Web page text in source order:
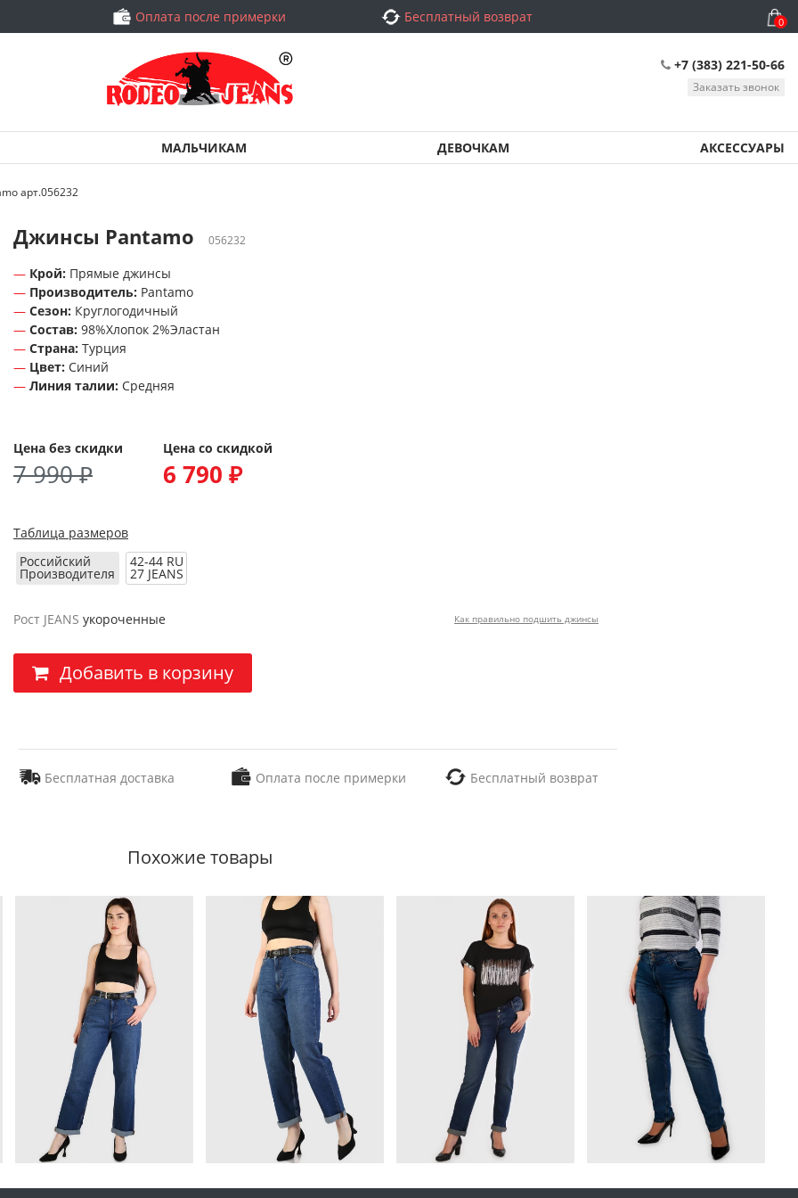
Оплата после примерки Бесплатный возврат 0
+7 (383) 221-50-66
Заказать звонок
МАЛЬЧИКАМ ДЕВОЧКАМ АКСЕССУАРЫ
арт.056232
Джинсы Pantamo 056232
Крой: Прямые джинсы
Производитель: Pantamo
Сезон: Круглогодичный
Состав: 98%Хлопок 2%Эластан
Страна: Турция
Цвет: Синий
Линия талии: Средняя
Цена без скидки
7 990 ₽
Цена со скидкой
6 790 ₽
Таблица размеров
Российский
Производителя
42-44 RU
27 JEANS
Рост JEANS укороченные Как правильно подшить джинсы
Добавить в корзину
Бесплатная доставка Оплата после примерки Бесплатный возврат
Похожие товары